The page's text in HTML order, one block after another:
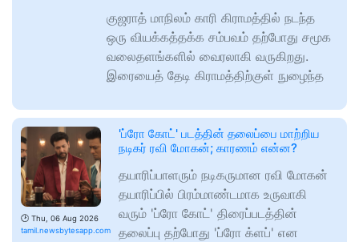
குஜராத் மாநிலம் காரி கிராமத்தில் நடந்த
ஒரு வியக்கத்தக்க சம்பவம் தற்போது சமூக
வலைதளங்களில் வைரலாகி வருகிறது.
இரையைத் தேடி கிராமத்திற்குள் நுழைந்த
🕑 Thu, 06 Aug 2026
tamil.newsbytesapp.com
'ப்ரோ கோட்' படத்தின் தலைப்பை மாற்றிய
நடிகர் ரவி மோகன்; காரணம் என்ன?
தயாரிப்பாளரும் நடிகருமான ரவி மோகன்
தயாரிப்பில் பிரம்மாண்டமாக உருவாகி
வரும் 'ப்ரோ கோட்' திரைப்படத்தின்
தலைப்பு தற்போது 'ப்ரோ க்ளப்' என